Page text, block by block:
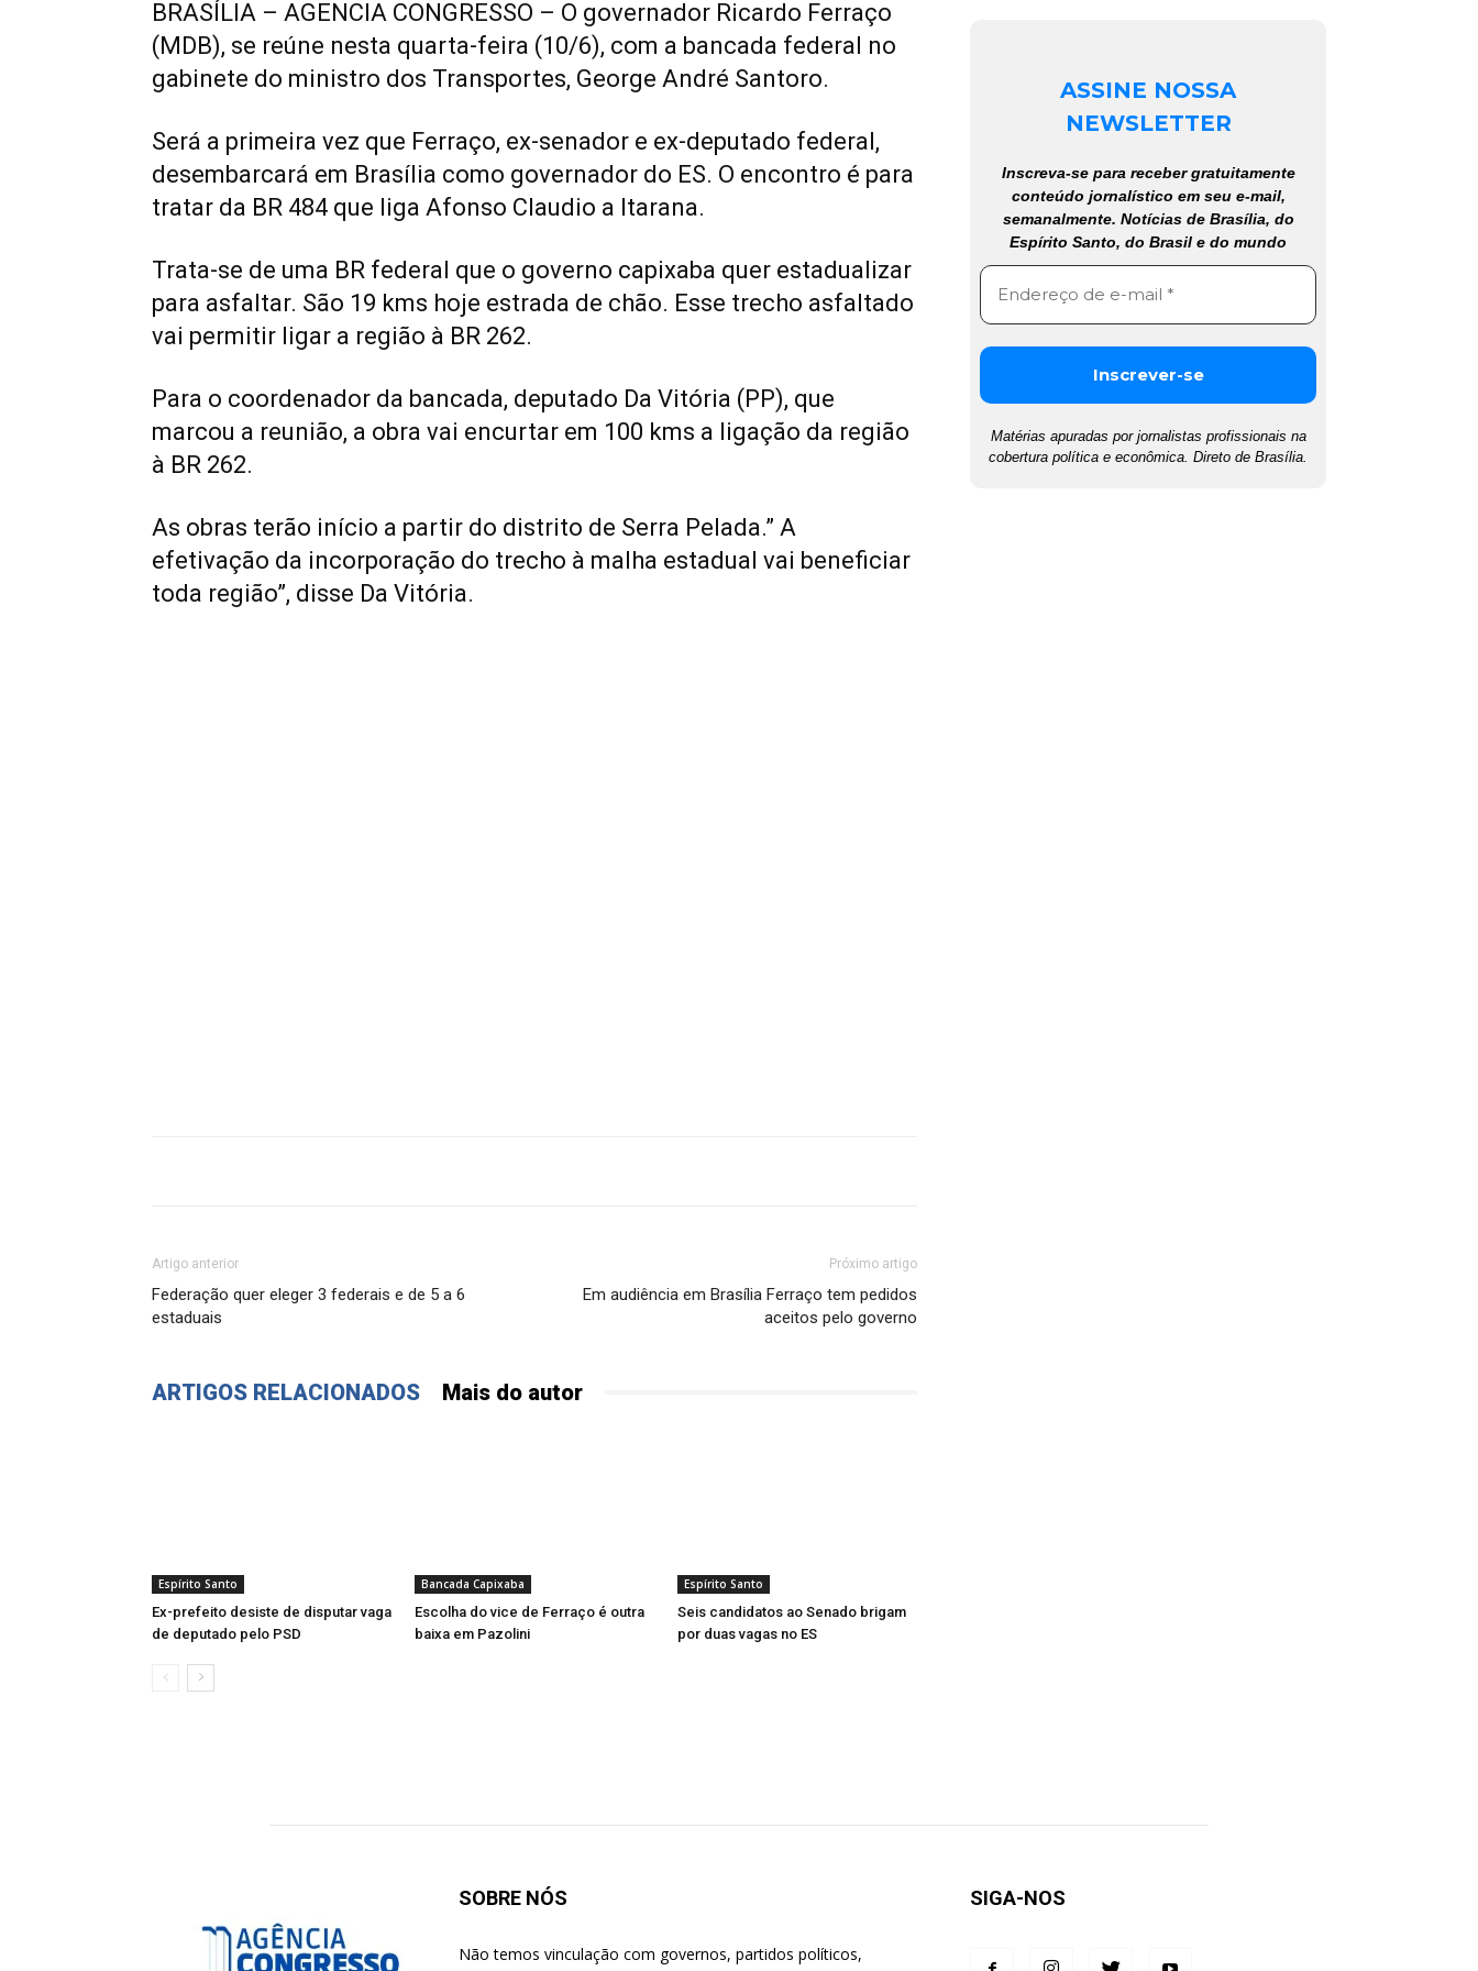
BRASÍLIA – AGENCIA CONGRESSO – O governador Ricardo Ferraço
(MDB), se reúne nesta quarta-feira (10/6), com a bancada federal no
gabinete do ministro dos Transportes, George André Santoro.
Será a primeira vez que Ferraço, ex-senador e ex-deputado federal,
desembarcará em Brasília como governador do ES. O encontro é para
tratar da BR 484 que liga Afonso Claudio a Itarana.
Trata-se de uma BR federal que o governo capixaba quer estadualizar
para asfaltar. São 19 kms hoje estrada de chão. Esse trecho asfaltado
vai permitir ligar a região à BR 262.
Para o coordenador da bancada, deputado Da Vitória (PP), que
marcou a reunião, a obra vai encurtar em 100 kms a ligação da região
à BR 262.
As obras terão início a partir do distrito de Serra Pelada.” A
efetivação da incorporação do trecho à malha estadual vai beneficiar
toda região”, disse Da Vitória.
Artigo anterior
Federação quer eleger 3 federais e de 5 a 6
estaduais
Próximo artigo
Em audiência em Brasília Ferraço tem pedidos
aceitos pelo governo
ARTIGOS RELACIONADOS Mais do autor
Espírito Santo
Ex-prefeito desiste de disputar vaga
de deputado pelo PSD
Bancada Capixaba
Escolha do vice de Ferraço é outra
baixa em Pazolini
Espírito Santo
Seis candidatos ao Senado brigam
por duas vagas no ES
ASSINE NOSSA
NEWSLETTER
Inscreva-se para receber gratuitamente
conteúdo jornalístico em seu e-mail,
semanalmente. Notícias de Brasília, do
Espírito Santo, do Brasil e do mundo
Matérias apuradas por jornalistas profissionais na
cobertura política e econômica. Direto de Brasília.
SOBRE NÓS
Não temos vinculação com governos, partidos políticos,
SIGA-NOS